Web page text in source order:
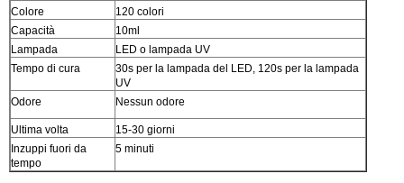
Colore
120 colori
Capacità
10ml
Lampada
LED o lampada UV
Tempo di cura
30s per la lampada del LED, 120s per la lampada
UV
Odore
Nessun odore
Ultima volta
15-30 giorni
Inzuppi fuori da
tempo
5 minuti